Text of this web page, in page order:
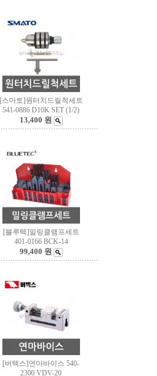
[스마토]원터치드릴척세트
541-0886 D10K SET (1/2)
13,400 원
[블루텍]밀링클램프세트
401-0166 BCK-14
99,400 원
[버텍스]연마바이스 540-
2300 VDV-20